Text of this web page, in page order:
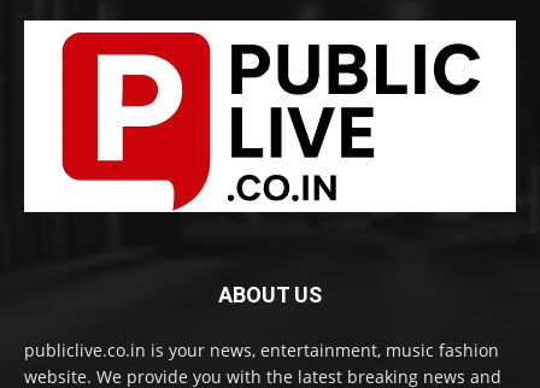
ABOUT US
publiclive.co.in is your news, entertainment, music fashion
website. We provide you with the latest breaking news and